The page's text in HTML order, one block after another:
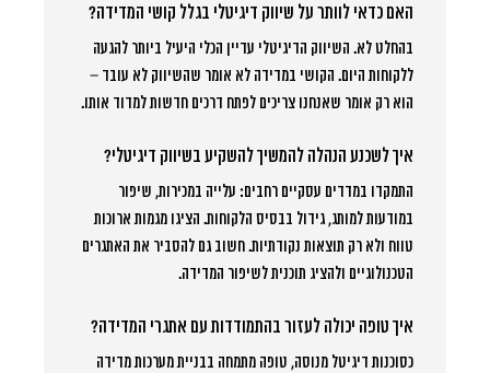
האם כדאי לוותר על שיווק דיגיטלי בגלל קושי המדידה?
בהחלט לא. השיווק הדיגיטלי עדיין הכלי היעיל ביותר להגעה
ללקוחות היום. הקושי במדידה לא אומר שהשיווק לא עובד –
הוא רק אומר שאנחנו צריכים לפתח דרכים חדשות למדוד אותו.
איך לשכנע הנהלה להמשיך להשקיע בשיווק דיגיטלי?
התמקדו במדדים עסקיים רחבים: עלייה במכירות, שיפור
במודעות למותג, גידול בבסיס הלקוחות. הציגו מגמות ארוכות
טווח ולא רק תוצאות נקודתיות. חשוב גם להסביר את האתגרים
הטכנולוגיים ולהציג תוכנית לשיפור המדידה.
איך טופה יכולה לעזור בהתמודדות עם אתגרי המדידה?
כסוכנות דיגיטל מנוסה, טופה מתמחה בבניית מערכות מדידה